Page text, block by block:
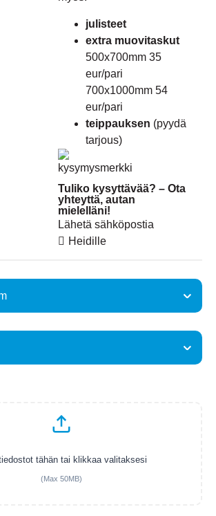
julisteet
extra muovitaskut
500x700mm 35
eur/pari
700x1000mm 54
eur/pari
teippauksen (pyydä
tarjous)
Tuliko kysyttävää? – Ota
yhteyttä, autan
mielelläni!
Lähetä sähköpostia
Heidille
tähän tai klikkaa valitaksesi
(Max 50MB)